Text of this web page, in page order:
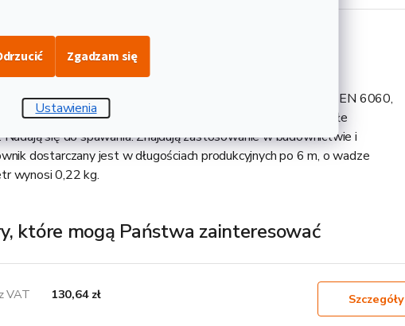
Ustawienia
Zgadzam się
i danne techniczne
profil płaski, to płaska listwa aluminiowa ze stopu EN 6060,
wagę niż stalowe, są łatwe w obróbce, zachowują stałe
się do spawania. Znajdują zastosowanie w budownictwie i
dostarczany jest w długościach produkcyjnych po 6 m, o wadze
wynosi 0,22 kg.
które mogą Państwa zainteresować
VAT 130,64 zł Szczegóły